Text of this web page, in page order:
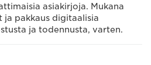
asiakirjoja. Mukana
ja pakkaus digitaalisia
ja todennusta, varten.